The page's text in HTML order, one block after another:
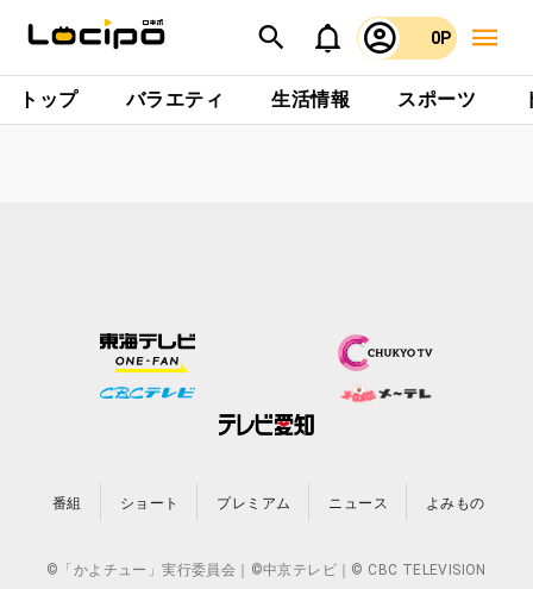
0P
トップ バラエティ 生活情報 スポーツ
番組 ショート プレミアム ニュース よみもの
©「かよチュー」実行委員会｜©中京テレビ｜© CBC TELEVISION